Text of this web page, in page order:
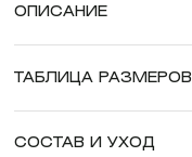
ОПИСАНИЕ
ТАБЛИЦА РАЗМЕРОВ
СОСТАВ И УХОД